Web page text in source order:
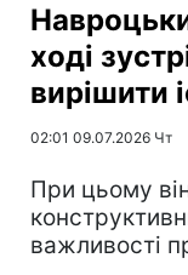
ході
вирішити
02:01 09.07.2026 Чт
При цьому
важливості